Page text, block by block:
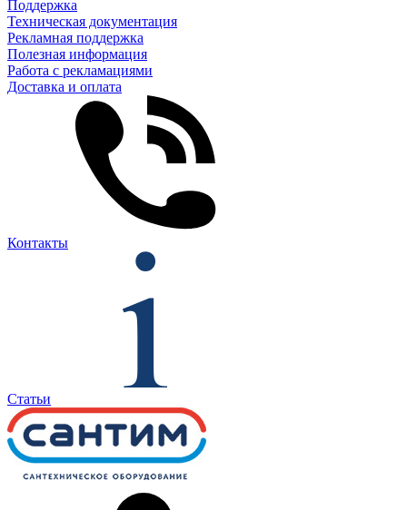
Поддержка
Техническая документация
Рекламная поддержка
Полезная информация
Работа с рекламациями
Доставка и оплата
Контакты
Статьи